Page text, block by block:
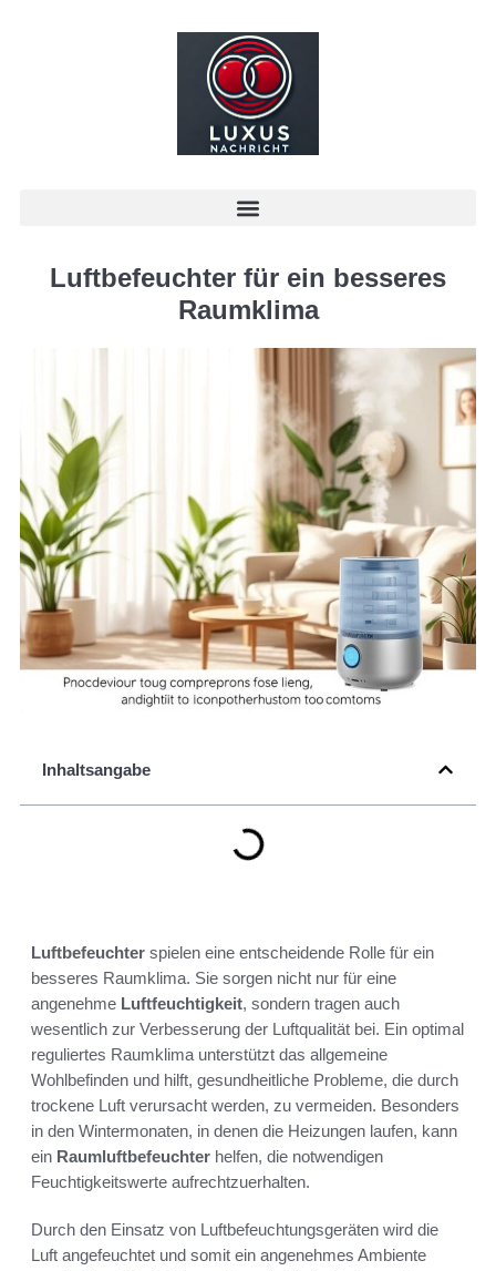
Luftbefeuchter für ein besseres
Raumklima
Inhaltsangabe
Luftbefeuchter spielen eine entscheidende Rolle für ein
besseres Raumklima. Sie sorgen nicht nur für eine
angenehme Luftfeuchtigkeit, sondern tragen auch
wesentlich zur Verbesserung der Luftqualität bei. Ein optimal
reguliertes Raumklima unterstützt das allgemeine
Wohlbefinden und hilft, gesundheitliche Probleme, die durch
trockene Luft verursacht werden, zu vermeiden. Besonders
in den Wintermonaten, in denen die Heizungen laufen, kann
ein Raumluftbefeuchter helfen, die notwendigen
Feuchtigkeitswerte aufrechtzuerhalten.
Durch den Einsatz von Luftbefeuchtungsgeräten wird die
Luft angefeuchtet und somit ein angenehmes Ambiente